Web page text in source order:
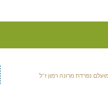
נפרדת מרונה רמון ז”ל